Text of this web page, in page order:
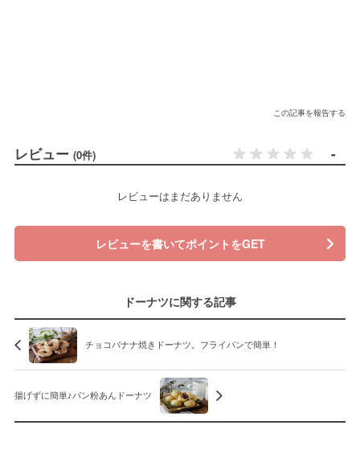
この記事を報告する
レビュー (0件) -
レビューはまだありません
レビューを書いてポイントをGET
ドーナツに関する記事
チョコバナナ焼きドーナツ。フライパンで簡単！
揚げずに簡単♪パン粉あんドーナツ